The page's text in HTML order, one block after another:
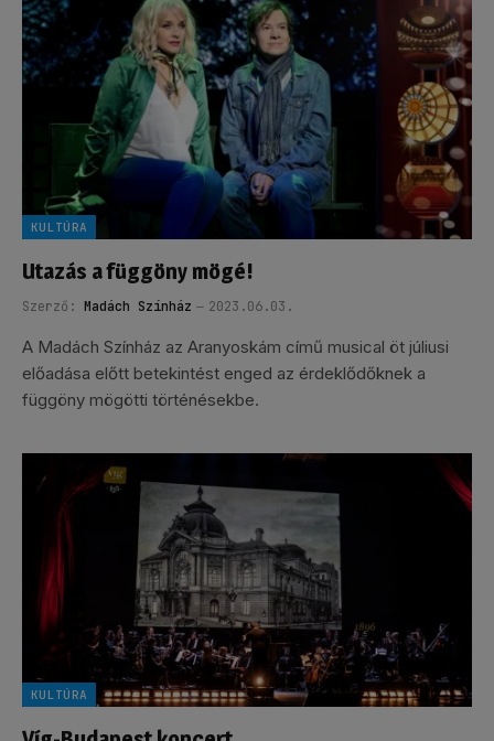
KULTÚRA
Utazás a függöny mögé!
Szerző: Madách Színház 2023.06.03.
A Madách Színház az Aranyoskám című musical öt júliusi
előadása előtt betekintést enged az érdeklődőknek a
függöny mögötti történésekbe.
KULTÚRA